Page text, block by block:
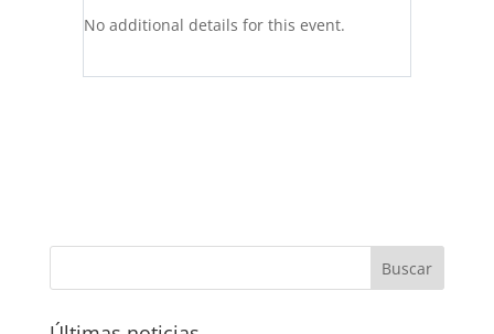
No additional details for this event.